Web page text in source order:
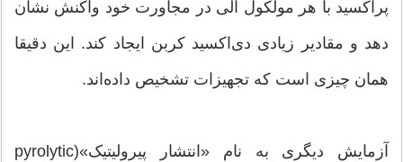
پراکسید با هر مولکول آلی در مجاورت خود واکنش نشان
دهد و مقادیر زیادی دی‌اکسید کربن ایجاد کند. این دقیقا
همان چیزی است که تجهیزات تشخیص داده‌اند.
آزمایش دیگری به نام «انتشار پیرولیتیک»(pyrolytic